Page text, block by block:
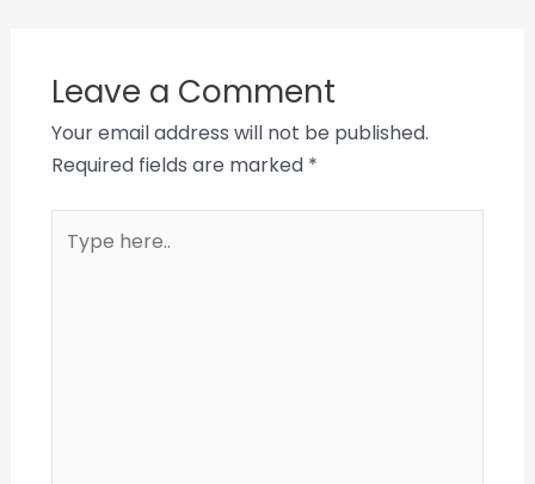
Leave a Comment
Your email address will not be published.
Required fields are marked *